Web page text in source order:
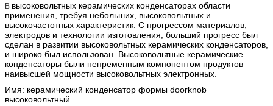
В высоковольтных керамических конденсаторах области
применения, требуя небольших, высоковольтных и
высокочастотных характеристик. С прогрессом материалов,
электродов и технологии изготовления, больший прогресс был
сделан в развитии высоковольтных керамических конденсаторов,
и широко был использован. Высоковольтные керамические
конденсаторы были непременным компонентом продуктов
наивысшей мощности высоковольтных электронных.
Имя: керамический конденсатор формы doorknob
высоковольтный